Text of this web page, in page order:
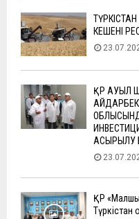
КЕШЕНІ
ҚР АУЫЛ
АЙДАРБЕК
АСЫРЫЛУ
ҚР